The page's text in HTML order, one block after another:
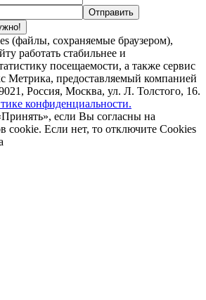
(файлы, сохраняемые браузером),
работать стабильнее и
посещаемости, а также сервис
Метрика, предоставляемый компанией
Россия, Москва, ул. Л. Толстого, 16.
конфиденциальности.
если Вы согласны на
cookie. Если нет, то отключите Cookies